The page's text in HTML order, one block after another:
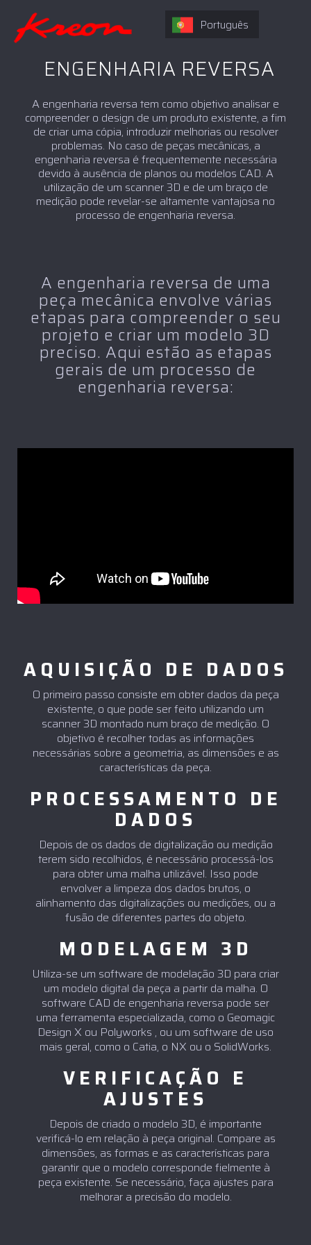
ENGENHARIA REVERSA
A engenharia reversa tem como objetivo analisar e
compreender o design de um produto existente, a fim
de criar uma cópia, introduzir melhorias ou resolver
problemas. No caso de peças mecânicas, a
engenharia reversa é frequentemente necessária
devido à ausência de planos ou modelos CAD. A
utilização de um scanner 3D e de um braço de
medição pode revelar-se altamente vantajosa no
processo de engenharia reversa.
A engenharia reversa de uma
peça mecânica envolve várias
etapas para compreender o seu
projeto e criar um modelo 3D
preciso. Aqui estão as etapas
gerais de um processo de
engenharia reversa:
AQUISIÇÃO DE DADOS
O primeiro passo consiste em obter dados da peça
existente, o que pode ser feito utilizando um
scanner 3D montado num braço de medição. O
objetivo é recolher todas as informações
necessárias sobre a geometria, as dimensões e as
características da peça.
PROCESSAMENTO DE
DADOS
Depois de os dados de digitalização ou medição
terem sido recolhidos, é necessário processá-los
para obter uma malha utilizável. Isso pode
envolver a limpeza dos dados brutos, o
alinhamento das digitalizações ou medições, ou a
fusão de diferentes partes do objeto.
MODELAGEM 3D
Utiliza-se um software de modelação 3D para criar
um modelo digital da peça a partir da malha. O
software CAD de engenharia reversa pode ser
uma ferramenta especializada, como o Geomagic
Design X ou Polyworks , ou um software de uso
mais geral, como o Catia, o NX ou o SolidWorks.
VERIFICAÇÃO E
AJUSTES
Depois de criado o modelo 3D, é importante
verificá-lo em relação à peça original. Compare as
dimensões, as formas e as características para
garantir que o modelo corresponde fielmente à
peça existente. Se necessário, faça ajustes para
melhorar a precisão do modelo.
Português